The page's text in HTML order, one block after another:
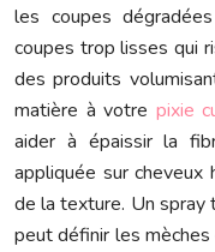
les coupes
coupes trop lisses qui
des produits
matière à votre pixie
aider à épaissir la
appliquée sur
de la texture. Un spray
peut définir les